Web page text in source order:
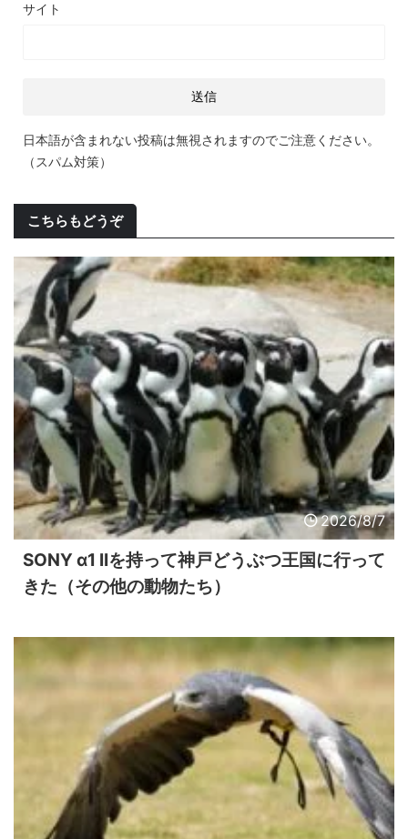
サイト
日本語が含まれない投稿は無視されますのでご注意ください。
（スパム対策）
こちらもどうぞ
2026/8/7
SONY α1 IIを持って神戸どうぶつ王国に行って
きた（その他の動物たち）